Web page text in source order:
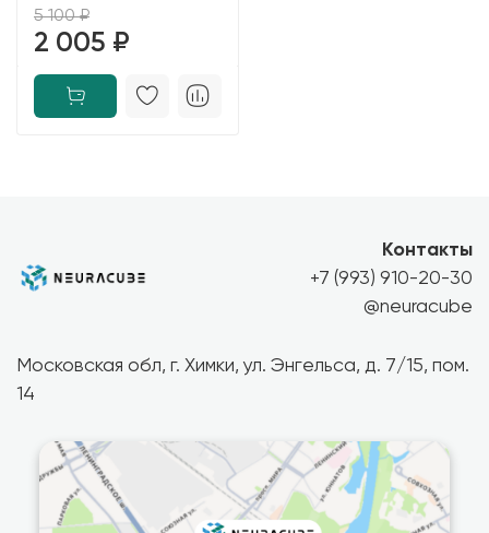
5 100 ₽
2 005 ₽
Контакты
+7 (993) 910-20-30
@neuracube
Московская обл, г. Химки, ул. Энгельса, д. 7/15, пом.
14